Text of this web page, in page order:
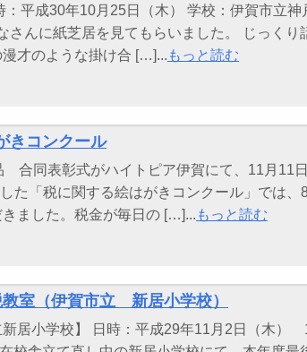
：平成30年10月25日（木） 学校：伊賀市立神
さんに紙芝居を見てもらいました。 じっくり
才のような掛け合 […]... もっと読む
きコンクール
同表彰式がハイトピア伊賀にて、11月11
た「税に関する絵はがきコンクール」では、
ました。税金が毎日の […]... もっと読む
室（伊賀市立 新居小学校）
居小学校】 日時：平成29年11月2日（木）